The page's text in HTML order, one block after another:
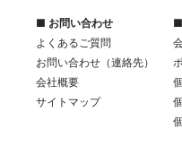
■ お問い合わせ
よくあるご質問
お問い合わせ（連絡先）
会社概要
サイトマップ